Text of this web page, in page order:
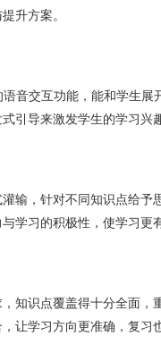
升方案。
音交互功能，能和学生
引导来激发学生的学习兴
输，针对不同知识点给
学习的积极性，使学习更
知识点覆盖得十分全面
让学习方向更准确，复习